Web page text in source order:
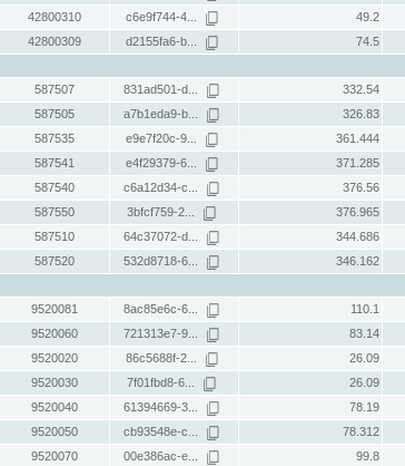
42800310 c6e9f744-4... 49.2
42800309 d2155fa6-b... 74.5
587507 831ad501-d... 332.54
587505 a7b1eda9-b... 326.83
587535 e9e7f20c-9... 361.444
587541 e4f29379-6... 371.285
587540 c6a12d34-c... 376.56
587550 3bfcf759-2... 376.965
587510 64c37072-d... 344.686
587520 532d8718-6... 346.162
9520081 8ac85e6c-6... 110.1
9520060 721313e7-9... 83.14
9520020 86c5688f-2... 26.09
9520030 7f01fbd8-6... 26.09
9520040 61394669-3... 78.19
9520050 cb93548e-c... 78.312
9520070 00e386ac-e... 99.8